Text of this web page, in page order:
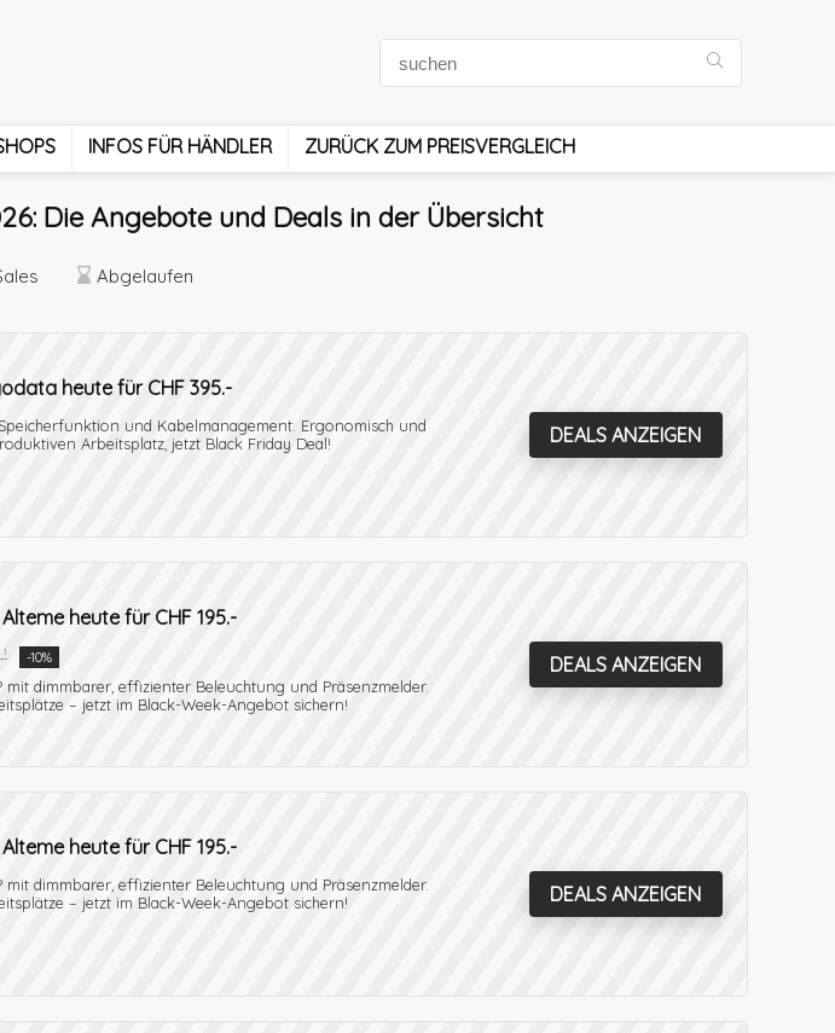
INFOS FÜR HÄNDLER ZURÜCK ZUM PREISVERGLEICH
Die Angebote und Deals in der Übersicht
Abgelaufen
heute für CHF 395.-
und Kabelmanagement. Ergonomisch und
Arbeitsplatz, jetzt Black Friday Deal!
DEALS ANZEIGEN
heute für CHF 195.-
-10%
mit dimmbarer, effizienter Beleuchtung und Präsenzmelder.
– jetzt im Black-Week-Angebot sichern!
DEALS ANZEIGEN
heute für CHF 195.-
mit dimmbarer, effizienter Beleuchtung und Präsenzmelder.
– jetzt im Black-Week-Angebot sichern!
DEALS ANZEIGEN